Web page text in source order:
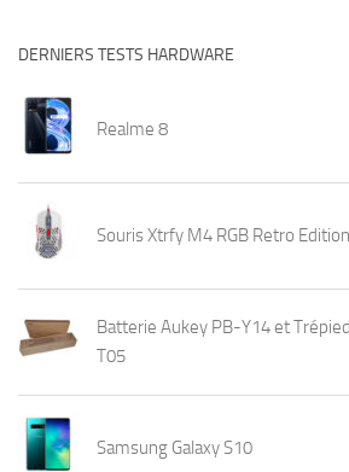
DERNIERS TESTS HARDWARE
Realme 8
Souris Xtrfy M4 RGB Retro Edition
Batterie Aukey PB-Y14 et
T05
Samsung Galaxy S10